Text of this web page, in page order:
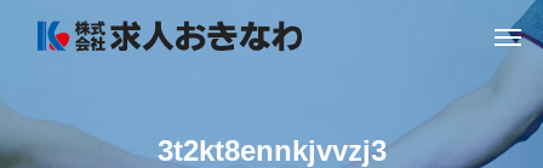
3t2kt8ennkjvvzj3